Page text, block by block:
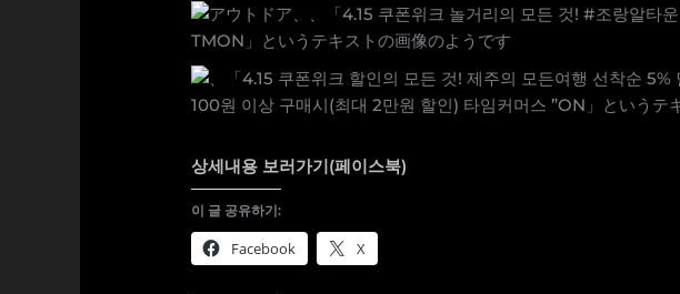
상세내용 보러가기(페이스북)
이 글 공유하기:
Facebook X